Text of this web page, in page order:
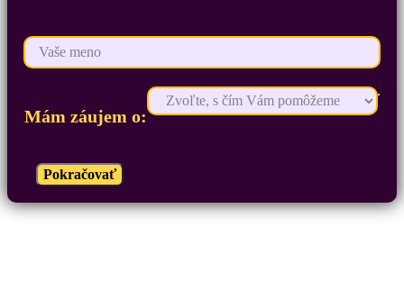
Mám záujem o:
Pokračovať